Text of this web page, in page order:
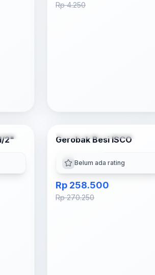
Rp 4.250
2" -4% OFF
Gerobak Besi ISCO
Belum ada rating
Rp 258.500
Rp 270.250